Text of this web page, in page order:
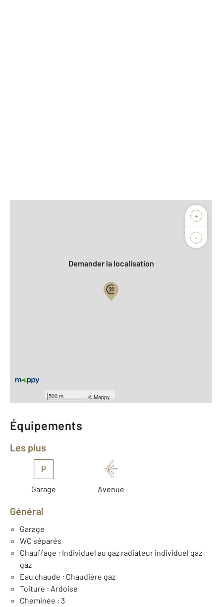
+
-
500 m ©Mappy
Biens vendus
Demander la localisation
Type de construction : Traditionnelle
Année construction : 1890
Équipements
Les plus
P
Garage Avenue
Général
Garage
WC séparés
Chauffage : Individuel au gaz radiateur individuel gaz
gaz
Eau chaude : Chaudière gaz
Toiture : Ardoise
Cheminée : 3